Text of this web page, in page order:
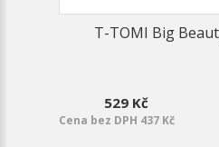
T-TOMI Big
529 Kč
Cena bez DPH 437 Kč